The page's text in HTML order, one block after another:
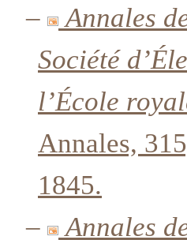
–
Annales
Société
l’École
Annales,
1845.
–
Annales